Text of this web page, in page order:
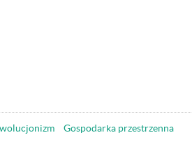
Gospodarka przestrzenna